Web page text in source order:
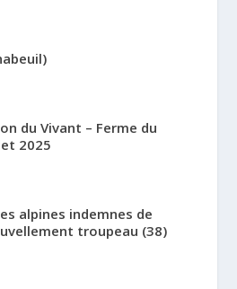
du Vivant – Ferme du
2025
alpines indemnes de
troupeau (38)